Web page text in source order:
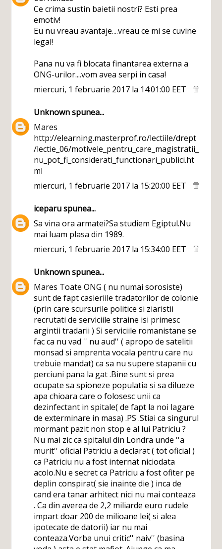
Ce crima sustin baietii nostri? Esti prea
emotiv!
Eu nu vreau avantaje....vreau ce mi se cuvine
legal!
Pana nu va fi blocata finantarea externa a
ONG-urilor....vom avea serpi in casa!
miercuri, 1 februarie 2017 la 14:01:00 EET
Unknownspunea...
Mares
http://elearning.masterprof.ro/lectiile/drept
/lectie_06/motivele_pentru_care_magistratii_
nu_pot_fi_considerati_functionari_publici.ht
ml
miercuri, 1 februarie 2017 la 15:20:00 EET
iceparuspunea...
Sa vina ora armatei?Sa studiem Egiptul.Nu
mai luam plasa din 1989.
miercuri, 1 februarie 2017 la 15:34:00 EET
Unknownspunea...
Mares Toate ONG ( nu numai sorosiste)
sunt de fapt casieriile tradatorilor de colonie
(prin care scursurile politice si ziaristii
recrutati de serviciile straine isi primesc
argintii tradarii ) Si serviciile romanistane se
fac ca nu vad '' nu aud'' ( apropo de satelitii
monsad si amprenta vocala pentru care nu
trebuie mandat) ca sa nu supere stapanii cu
perciuni pana la gat .Bine sunt si prea
ocupate sa spioneze populatia si sa dilueze
apa chioara care o folosesc unii ca
dezinfectant in spitale( de fapt la noi lagare
de exterminare in masa) .PS .Stiai ca singurul
mormant pazit non stop e al lui Patriciu ?
Nu mai zic ca spitalul din Londra unde ''a
murit'' oficial Patriciu a declarat ( tot oficial )
ca Patriciu nu a fost internat niciodata
acolo.Nu e secret ca Patriciu a fost ofiter pe
deplin conspirat( sie inainte die ) inca de
cand era tanar arhitect nici nu mai conteaza
. Ca din averea de 2,2 miliarde euro rudele
impart doar 200 de milioane lei( si alea
ipotecate de datorii) iar nu mai
conteaza.Vorba unui critic'' naiv'' (basina